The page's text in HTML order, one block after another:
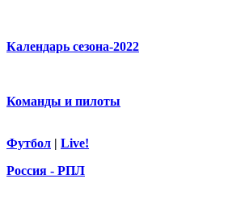
Календарь сезона-2022
Команды и пилоты
Футбол | Live!
Россия - РПЛ